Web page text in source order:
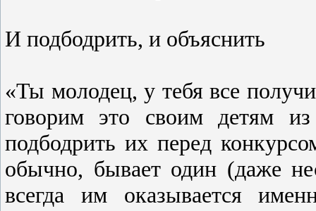
И подбодрить, и объяснить
«Ты молодец, у тебя все
говорим это своим детям
подбодрить их перед
обычно, бывает один (даже
всегда им оказывается